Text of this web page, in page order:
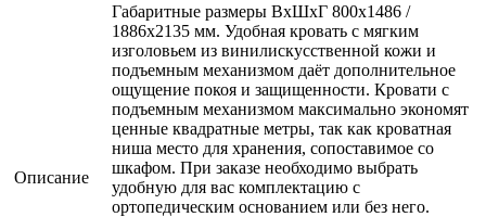
Описание
Габаритные размеры ВхШхГ 800x1486 /
1886x2135 мм. Удобная кровать с мягким
изголовьем из винилискусственной кожи и
подъемным механизмом даёт дополнительное
ощущение покоя и защищенности. Кровати с
подъемным механизмом максимально экономят
ценные квадратные метры, так как кроватная
ниша место для хранения, сопоставимое со
шкафом. При заказе необходимо выбрать
удобную для вас комплектацию с
ортопедическим основанием или без него.